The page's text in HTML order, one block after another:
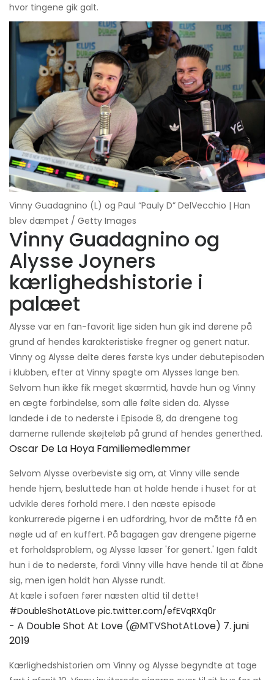
hvor tingene gik galt.
Vinny Guadagnino (L) og Paul “Pauly D” DelVecchio | Han
blev dæmpet / Getty Images
Vinny Guadagnino og
Alysse Joyners
kærlighedshistorie i
palæet
Alysse var en fan-favorit lige siden hun gik ind dørene på
grund af hendes karakteristiske fregner og genert natur.
Vinny og Alysse delte deres første kys under debutepisoden
i klubben, efter at Vinny spøgte om Alysses lange ben.
Selvom hun ikke fik meget skærmtid, havde hun og Vinny
en ægte forbindelse, som alle følte siden da. Alysse
landede i de to nederste i Episode 8, da drengene tog
damerne rullende skøjteløb på grund af hendes generthed.
Oscar De La Hoya Familiemedlemmer
Selvom Alysse overbeviste sig om, at Vinny ville sende
hende hjem, besluttede han at holde hende i huset for at
udvikle deres forhold mere. I den næste episode
konkurrerede pigerne i en udfordring, hvor de måtte få en
nøgle ud af en kuffert. På bagagen gav drengene pigerne
et forholdsproblem, og Alysse læser 'for genert.' Igen faldt
hun i de to nederste, fordi Vinny ville have hende til at åbne
sig, men igen holdt han Alysse rundt.
At kæle i sofaen fører næsten altid til dette!
#DoubleShotAtLove pic.twitter.com/efEVqRXq0r
- A Double Shot At Love (@MTVShotAtLove) 7. juni
2019
Kærlighedshistorien om Vinny og Alysse begyndte at tage